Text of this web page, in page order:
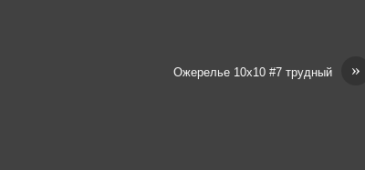
»
Ожерелье 10х10 #7 трудный